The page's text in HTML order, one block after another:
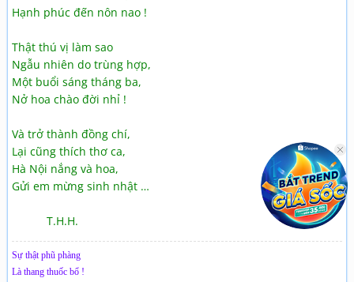
Hạnh phúc đến nôn nao !
Thật thú vị làm sao
Ngẫu nhiên do trùng hợp,
Một buổi sáng tháng ba,
Nở hoa chào đời nhỉ !
Và trở thành đồng chí,
Lại cũng thích thơ ca,
Hà Nội nắng và hoa,
Gửi em mừng sinh nhật …
T.H.H.
Sự thật phũ phàng
Là thang thuốc bổ !